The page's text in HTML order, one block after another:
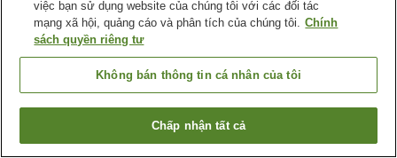
Saddle Brook Marriott
Tìm phòng trống
việc bạn sử dụng website của chúng tôi với các đối tác
mạng xã hội, quảng cáo và phân tích của chúng tôi. Chính
sách quyền riêng tư
Không bán thông tin cá nhân của tôi
Chấp nhận tất cả